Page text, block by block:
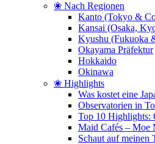
❀ Nach Regionen
Kanto (Tokyo &
Kansai (Osaka,
Kyushu (Fukuoka
Okayama Präfektur
Hokkaido
Okinawa
❀ Highlights
Was kostet eine
Observatorien in
Top 10 Highlights:
Maid Cafés – Moe
Schaut auf